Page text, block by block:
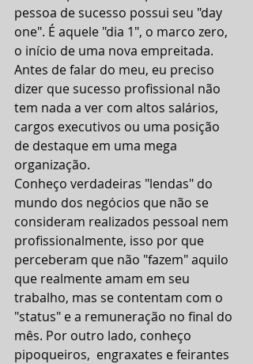
pessoa de sucesso possui seu "day
one". É aquele "dia 1", o marco zero,
o início de uma nova empreitada.
Antes de falar do meu, eu preciso
dizer que sucesso profissional não
tem nada a ver com altos salários,
cargos executivos ou uma posição
de destaque em uma mega
organização.
Conheço verdadeiras "lendas" do
mundo dos negócios que não se
consideram realizados pessoal nem
profissionalmente, isso por que
perceberam que não "fazem" aquilo
que realmente amam em seu
trabalho, mas se contentam com o
"status" e a remuneração no final do
mês. Por outro lado, conheço
pipoqueiros,  engraxates e feirantes